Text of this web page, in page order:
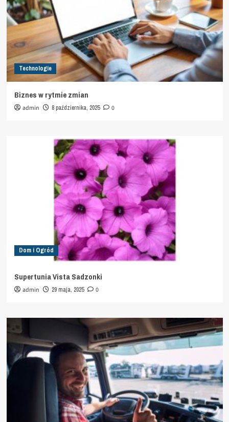
Technologie
Biznes w rytmie zmian
admin 8 października, 2025 0
Dom i Ogród
Supertunia Vista Sadzonki
admin 29 maja, 2025 0